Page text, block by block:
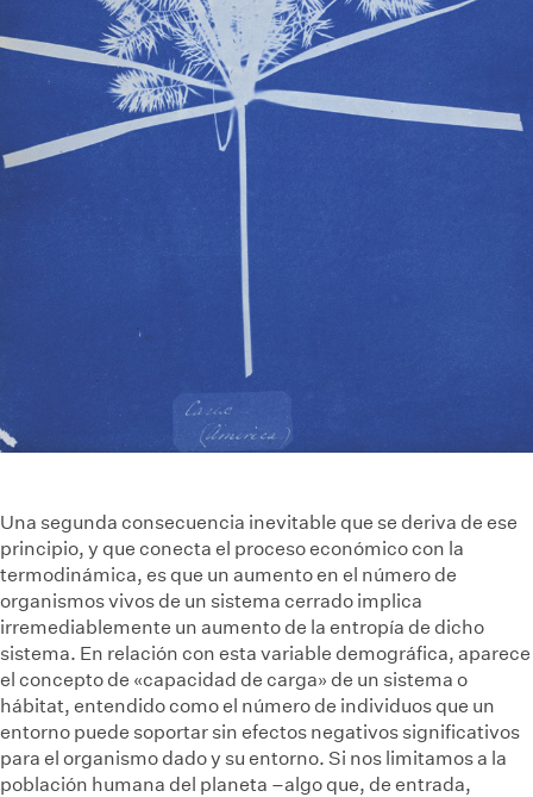
Una segunda consecuencia inevitable que se deriva de ese
principio, y que conecta el proceso económico con la
termodinámica, es que un aumento en el número de
organismos vivos de un sistema cerrado implica
irremediablemente un aumento de la entropía de dicho
sistema. En relación con esta variable demográfica, aparece
el concepto de «capacidad de carga» de un sistema o
hábitat, entendido como el número de individuos que un
entorno puede soportar sin efectos negativos significativos
para el organismo dado y su entorno. Si nos limitamos a la
población humana del planeta –algo que, de entrada,